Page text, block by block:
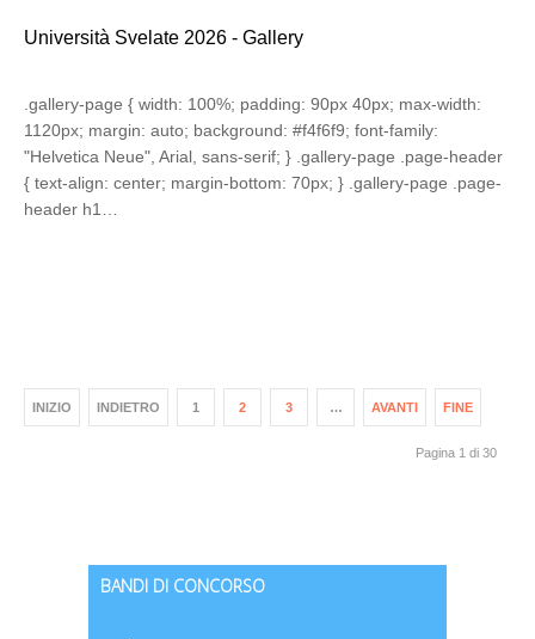
Università Svelate 2026 - Gallery
.gallery-page { width: 100%; padding: 90px 40px; max-width:
1120px; margin: auto; background: #f4f6f9; font-family:
"Helvetica Neue", Arial, sans-serif; } .gallery-page .page-header
{ text-align: center; margin-bottom: 70px; } .gallery-page .page-
header h1…
INIZIO INDIETRO 1 2 3 … AVANTI FINE
Pagina 1 di 30
BANDI DI CONCORSO